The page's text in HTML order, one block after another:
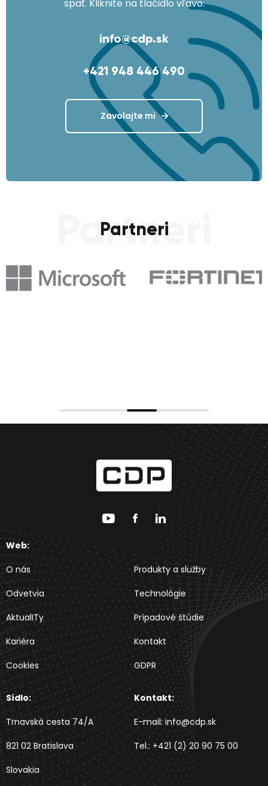
späť. Kliknite na tlačidlo vľavo.
Zavolajte mi
info@cdp.sk
+421 948 446 490
Partneri
Partneri
Web:
O nás
Produkty a služby
Odvetvia
Technológie
AktualITy
Prípadové štúdie
Kariéra
Kontakt
Cookies
GDPR
Sídlo:
Trnavská cesta 74/A
821 02 Bratislava
Slovakia
Kontakt:
E-mail: info@cdp.sk
Tel.: +421 (2) 20 90 75 00